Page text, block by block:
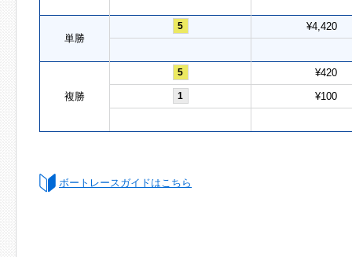
単勝
5 ¥4,420
複勝
5 ¥420
1 ¥100
ボートレースガイドはこちら